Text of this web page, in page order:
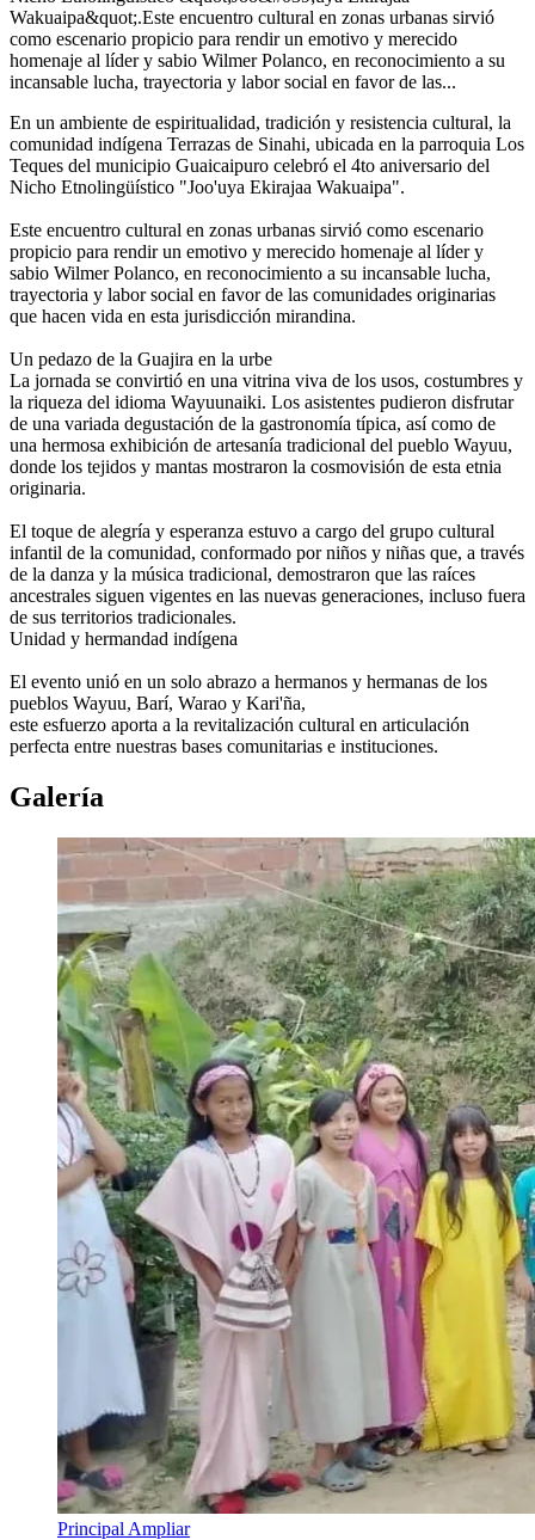
Wakuaipa&quot;.​Este encuentro cultural en zonas urbanas sirvió
como escenario propicio para rendir un emotivo y merecido
homenaje al líder y sabio Wilmer Polanco, en reconocimiento a su
incansable lucha, trayectoria y labor social en favor de las...
En un ambiente de espiritualidad, tradición y resistencia cultural, la
comunidad indígena Terrazas de Sinahi, ubicada en la parroquia Los
Teques del municipio Guaicaipuro celebró el 4to aniversario del
Nicho Etnolingüístico "Joo'uya Ekirajaa Wakuaipa".
​Este encuentro cultural en zonas urbanas sirvió como escenario
propicio para rendir un emotivo y merecido homenaje al líder y
sabio Wilmer Polanco, en reconocimiento a su incansable lucha,
trayectoria y labor social en favor de las comunidades originarias
que hacen vida en esta jurisdicción mirandina.
​Un pedazo de la Guajira en la urbe
​La jornada se convirtió en una vitrina viva de los usos, costumbres y
la riqueza del idioma Wayuunaiki. Los asistentes pudieron disfrutar
de una variada degustación de la gastronomía típica, así como de
una hermosa exhibición de artesanía tradicional del pueblo Wayuu,
donde los tejidos y mantas mostraron la cosmovisión de esta etnia
originaria.
​El toque de alegría y esperanza estuvo a cargo del grupo cultural
infantil de la comunidad, conformado por niños y niñas que, a través
de la danza y la música tradicional, demostraron que las raíces
ancestrales siguen vigentes en las nuevas generaciones, incluso fuera
de sus territorios tradicionales.
​Unidad y hermandad indígena
​El evento unió en un solo abrazo a hermanos y hermanas de los
pueblos Wayuu, Barí, Warao y Kari'ña,
​este esfuerzo aporta a la revitalización cultural en articulación
perfecta entre nuestras bases comunitarias e instituciones.
Galería
Principal Ampliar